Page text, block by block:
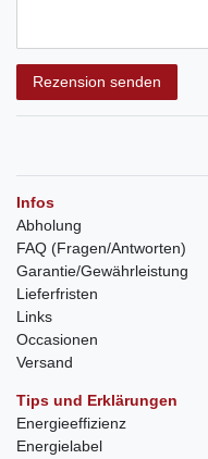
Rezension senden
Infos
Abholung
FAQ (Fragen/Antworten)
Garantie/Gewährleistung
Lieferfristen
Links
Occasionen
Versand
Tips und Erklärungen
Energieeffizienz
Energielabel